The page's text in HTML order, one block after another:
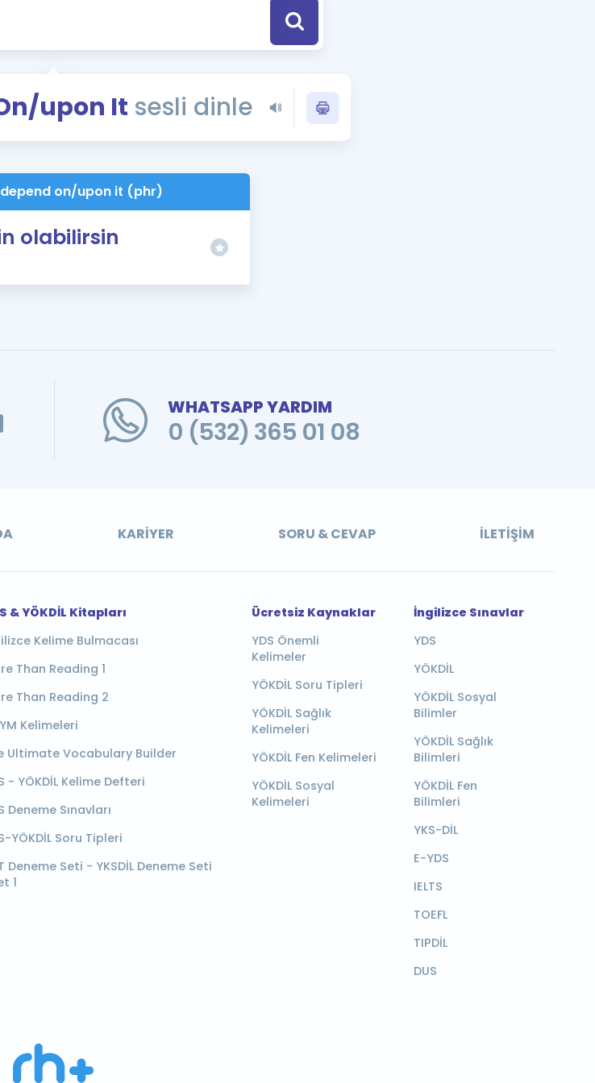
Eğitim ve Kitaplara Özel Fırsatlar
YDS - YÖKDİL Tüm Sınavlarla İlgili Haberler
İngilizce Gramer ve Konu Anlatımı
upon It sesli dinle
on/upon it (phr)
olabilirsin
WHATSAPP YARDIM
0 (532) 365 01 08
KARIYER SORU & CEVAP İLETIŞIM
& YÖKDİL Kitapları
Kelime Bulmacası
Than Reading 1
Than Reading 2
Kelimeleri
Ultimate Vocabulary Builder
- YÖKDİL Kelime Defteri
Deneme Sınavları
YÖKDİL Soru Tipleri
Deneme Seti - YKSDİL Deneme Seti
1
Ücretsiz Kaynaklar
YDS Önemli
Kelimeler
YÖKDİL Soru Tipleri
YÖKDİL Sağlık
Kelimeleri
YÖKDİL Fen Kelimeleri
YÖKDİL Sosyal
Kelimeleri
İngilizce Sınavlar
YDS
YÖKDİL
YÖKDİL Sosyal
Bilimler
YÖKDİL Sağlık
Bilimleri
YÖKDİL Fen
Bilimleri
YKS-DİL
E-YDS
IELTS
TOEFL
TIPDİL
DUS